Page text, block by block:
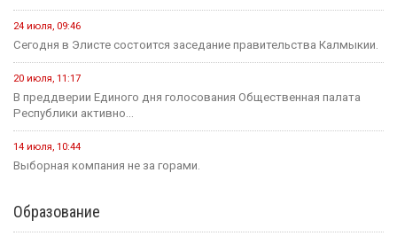
24 июля, 09:46
Сегодня в Элисте состоится заседание правительства Калмыкии.
20 июля, 11:17
В преддверии Единого дня голосования Общественная палата
Республики активно...
14 июля, 10:44
Выборная компания не за горами.
Образование